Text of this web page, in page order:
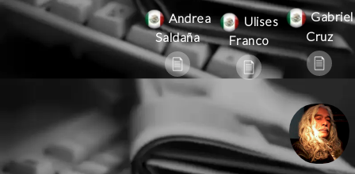
Andrea
Saldaña
Ulises
Franco
Gabriel
Cruz